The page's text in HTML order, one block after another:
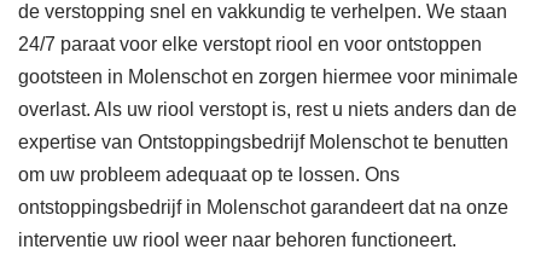
de verstopping snel en vakkundig te verhelpen. We staan
24/7 paraat voor elke verstopt riool en voor ontstoppen
gootsteen in Molenschot en zorgen hiermee voor minimale
overlast. Als uw riool verstopt is, rest u niets anders dan de
expertise van Ontstoppingsbedrijf Molenschot te benutten
om uw probleem adequaat op te lossen. Ons
ontstoppingsbedrijf in Molenschot garandeert dat na onze
interventie uw riool weer naar behoren functioneert.